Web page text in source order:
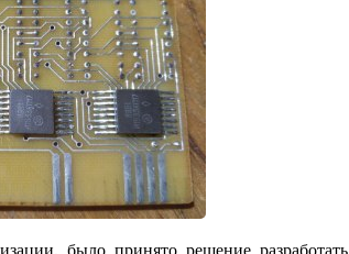
было принято решение разработать